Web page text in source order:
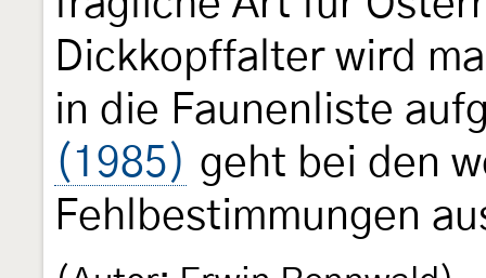
Dickkopffalter wird
in die Faunenliste
(1985) geht bei den
Fehlbestimmungen